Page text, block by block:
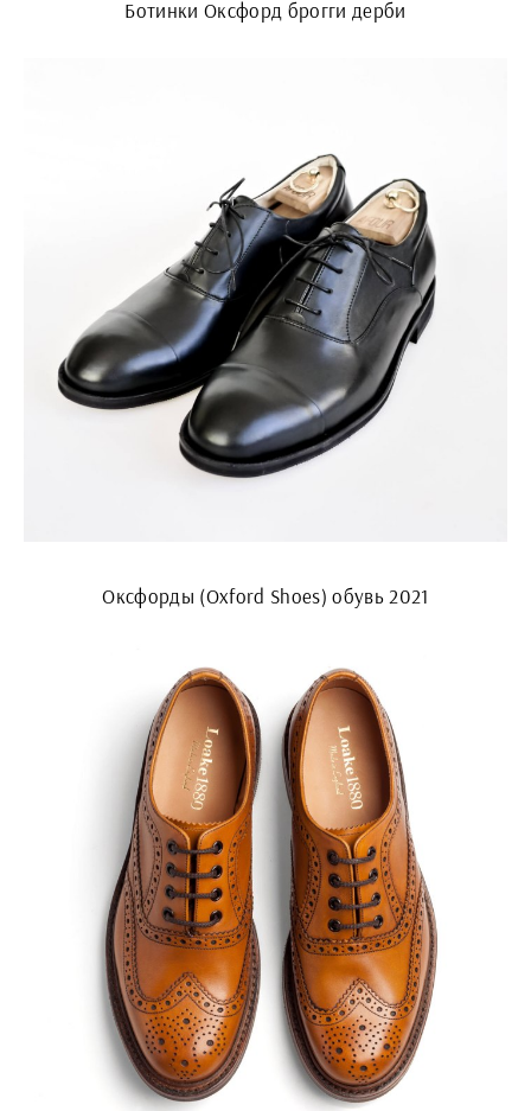
Ботинки Оксфорд брогги дерби
Оксфорды (Oxford Shoes) обувь 2021